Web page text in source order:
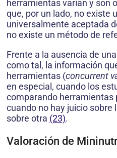
herramientas varían y son
que, por un lado, no existe
universalmente aceptada
no existe un método de
Frente a la ausencia de
como tal, la información
herramientas (concurrent
en especial, cuando los
comparando herramientas
cuando no hay juicio sobre
sobre otra (23).
Valoración de